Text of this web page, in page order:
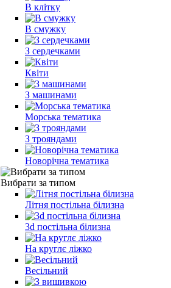
В клітку
В смужку
З сердечками
Квіти
З машинами
Морська тематика
З трояндами
Новорічна тематика
Вибрати за типом
Літня постільна білизна
3d постільна білизна
На круглє ліжко
Весільний